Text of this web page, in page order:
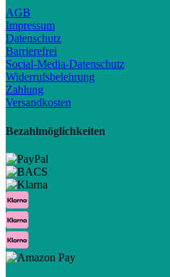
AGB
Impressum
Datenschutz
Barrierefrei
Social-Media-Datenschutz
Widerrufsbelehrung
Zahlung
Versandkosten
Bezahlmöglichkeiten